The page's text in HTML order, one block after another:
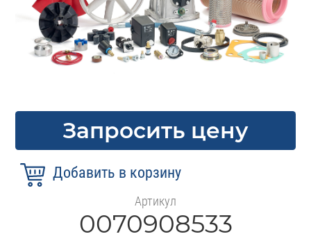
Запросить цену
Артикул
0070908533